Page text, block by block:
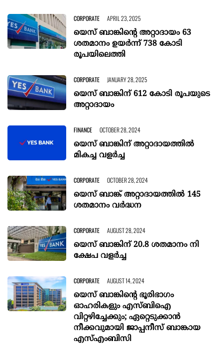
CORPORATE APRIL 23, 2025
യെസ് ബാങ്കിന്‍റെ അറ്റാദായം 63
ശതമാനം ഉയര്‍ന്ന് 738 കോടി
രൂപയിലെത്തി
CORPORATE JANUARY 28, 2025
യെസ് ബാങ്കിന് 612 കോടി രൂപയുടെ
അറ്റാദായം
FINANCE OCTOBER 28, 2024
യെസ് ബാങ്കിന് അറ്റാദായത്തിൽ
മികച്ച വളർച്ച
CORPORATE OCTOBER 28, 2024
യെസ് ബാങ്ക് അറ്റാദായത്തില്‍ 145
ശതമാനം വര്‍ദ്ധന
CORPORATE AUGUST 28, 2024
യെ​സ് ബാ​ങ്കി​ന് 20.8 ശ​ത​മാ​നം നി​
ക്ഷേ​പ വ​ള​ര്‍​ച്ച
CORPORATE AUGUST 14, 2024
യെസ് ബാങ്കിന്റെ ഭൂരിഭാഗം
ഓഹരികളും എസ്ബിഐ
വിറ്റഴിച്ചേക്കും; ഏറ്റെടുക്കാൻ
നീക്കവുമായി ജാപ്പനീസ് ബാങ്കായ
എസ്എംബിസി